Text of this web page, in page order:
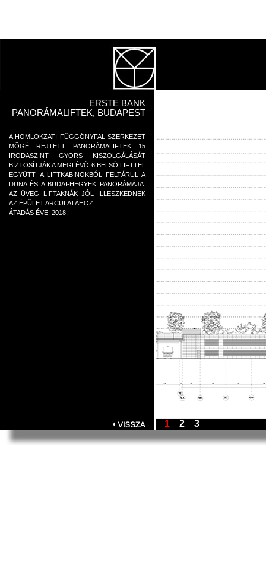
ERSTE BANK
PANORÁMALIFTEK, BUDAPEST
A HOMLOKZATI FÜGGÖNYFAL SZERKEZET
MÖGÉ REJTETT PANORÁMALIFTEK 15
IRODASZINT GYORS KISZOLGÁLÁSÁT
BIZTOSÍTJÁK A MEGLÉVŐ 6 BELSŐ LIFTTEL
EGYÜTT. A LIFTKABINOKBÓL FELTÁRUL A
DUNA ÉS A BUDAI-HEGYEK PANORÁMÁJA.
AZ ÜVEG LIFTAKNÁK JÓL ILLESZKEDNEK
AZ ÉPÜLET ARCULATÁHOZ.
ÁTADÁS ÉVE: 2018.
1 2 3